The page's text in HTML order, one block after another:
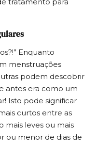
tratamento para
Enquanto
menstruações
podem descobrir
antes era como um
Isto pode significar
curtos entre as
mais leves ou mais
ou menor de dias de